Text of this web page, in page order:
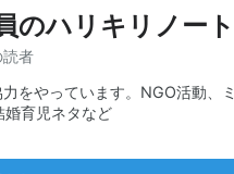
のハリキリノート
読者
をやっています。NGO活動、
婚育児ネタなど